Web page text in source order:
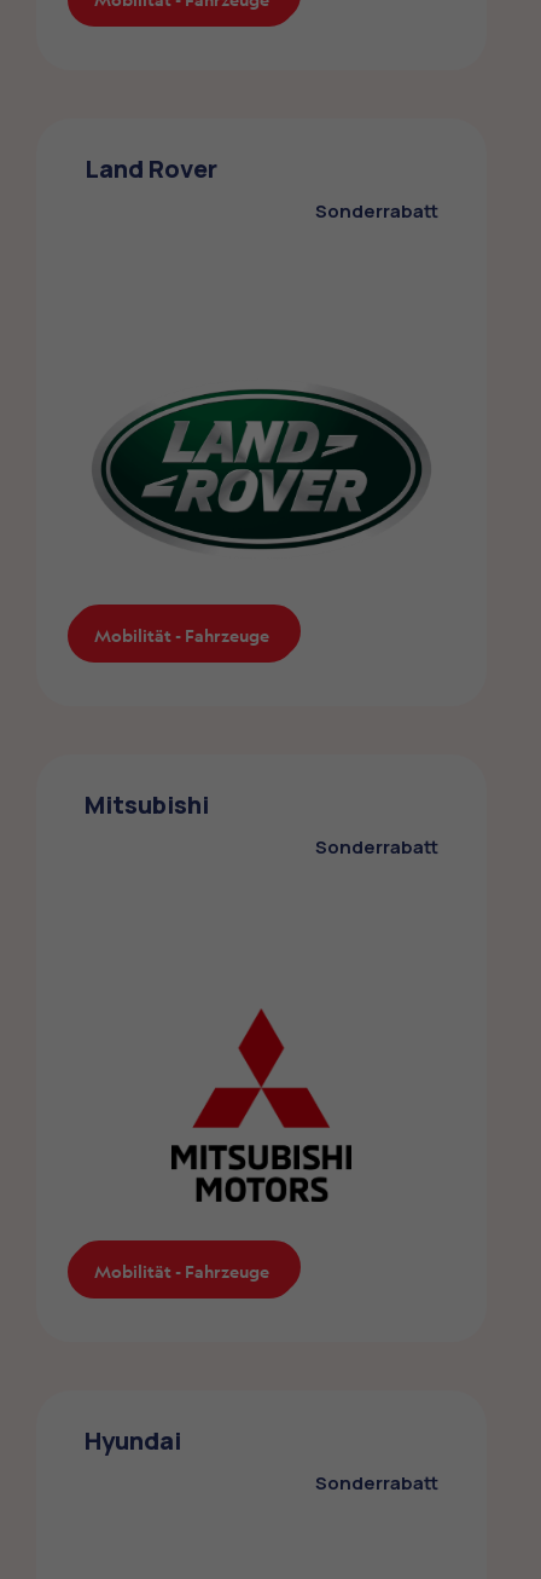
Die Mitglieder des ZMLP profitieren vom
Mobilität - Fahrzeuge
Die ZMLP-Mitglieder profitieren von einem
Mobilität - Fahrzeuge
Land Rover
Sonderrabatt
Mobilität - Fahrzeuge
Die ZMLP-Mitglieder profitieren von einem
Sonderrabatt bei Mitsubishi
Mobilität - Fahrzeuge
Mitsubishi
Sonderrabatt
Hyundai
Sonderrabatt